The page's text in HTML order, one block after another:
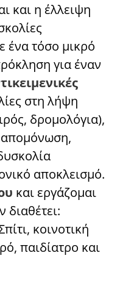
και η έλλειψη
ένα τόσο μικρό
για έναν
στη λήψη
δρομολόγια),
απομόνωση,
αποκλεισμό.
και εργάζομαι
διαθέτει:
κοινοτική
παιδίατρο και